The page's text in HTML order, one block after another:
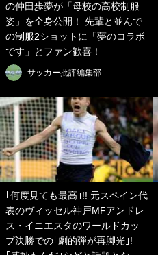
の仲田歩夢が「母校の高校制服
姿」を全身公開！ 先輩と並んで
の制服2ショットに「夢のコラボ
です」とファン歓喜！
サッカー批評編集部
｢何度見ても最高｣!! 元スペイン代
表のヴィッセル神戸MFアンドレ
ス・イニエスタのワールドカッ
プ決勝での｢劇的弾が再脚光｣!